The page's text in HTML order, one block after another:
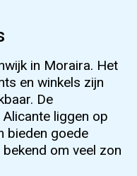
in Moraira. Het
en winkels zijn
De
liggen op
bieden goede
om veel zon